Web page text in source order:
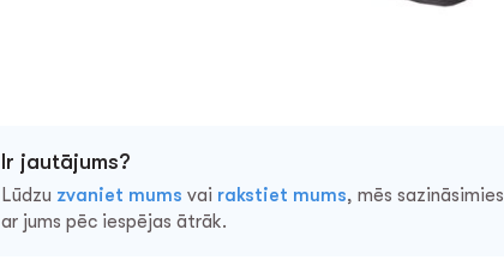
Ir jautājums?
Lūdzu zvaniet mums vai rakstiet mums, mēs sazināsimies
ar jums pēc iespējas ātrāk.